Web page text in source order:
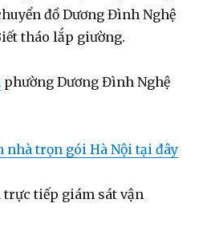
đồ Dương Đình Nghệ
tháo lắp giường.
phường Dương Đình Nghệ
nhà trọn gói Hà Nội tại đây
tiếp giám sát vận